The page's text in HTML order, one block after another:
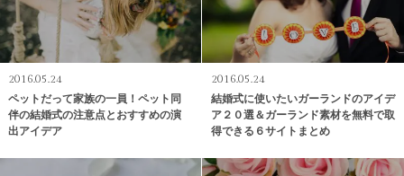
2016.05.24
ペットだって家族の一員！ペット同
伴の結婚式の注意点とおすすめの演
出アイデア
2016.05.24
結婚式に使いたいガーランドのアイデ
ア２０選＆ガーランド素材を無料で取
得できる６サイトまとめ